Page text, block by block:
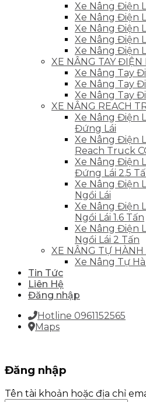
Xe Nâng Điện
Xe Nâng Điện
Xe Nâng Điện
Xe Nâng Điện
Xe Nâng Điện
XE NÂNG TAY ĐIỆN
Xe Nâng Tay
Xe Nâng Tay
Xe Nâng Tay
XE NÂNG REACH
Xe Nâng Điện
Đứng Lái
Xe Nâng Điện
Reach Truck
Xe Nâng Điện
Đứng Lái 2.5
Xe Nâng Điện
Ngồi Lái
Xe Nâng Điện
Ngồi Lái 1.6 Tấn
Xe Nâng Điện
Ngồi Lái 2 Tấn
XE NÂNG TỰ HÀNH
Xe Nâng Tự
Tin Tức
Liên Hệ
Đăng nhập
Hotline 0961152565
Maps
Đăng nhập
Tên tài khoản hoặc địa chỉ